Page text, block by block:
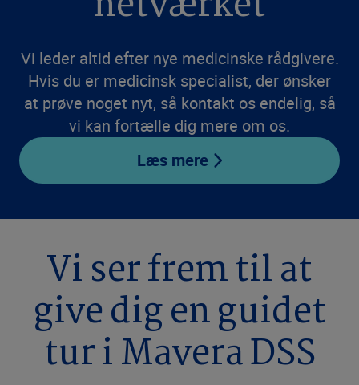
Vi leder altid efter nye medicinske rådgivere.
Hvis du er medicinsk specialist, der ønsker
at prøve noget nyt, så kontakt os endelig, så
vi kan fortælle dig mere om os.
Læs mere
Vi ser frem til at
give dig en guidet
tur i Mavera DSS